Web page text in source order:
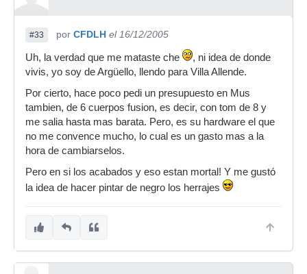
#33 por CFDLH el 16/12/2005
Uh, la verdad que me mataste che
, ni idea de donde
vivis, yo soy de Argüello, llendo para Villa Allende.
Por cierto, hace poco pedi un presupuesto en Mus
tambien, de 6 cuerpos fusion, es decir, con tom de 8 y
me salia hasta mas barata. Pero, es su hardware el que
no me convence mucho, lo cual es un gasto mas a la
hora de cambiarselos.
Pero en si los acabados y eso estan mortal! Y me gustó
la idea de hacer pintar de negro los herrajes